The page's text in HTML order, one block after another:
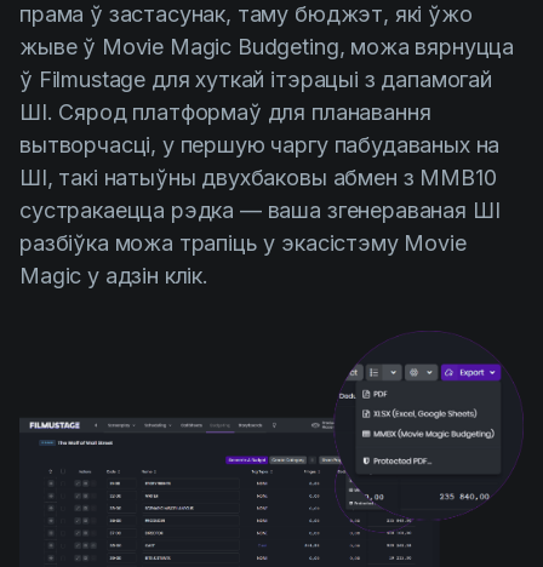
прама ў застасунак, таму бюджэт, які ўжо
жыве ў Movie Magic Budgeting, можа вярнуцца
ў Filmustage для хуткай ітэрацыі з дапамогай
ШІ. Сярод платформаў для планавання
вытворчасці, у першую чаргу пабудаваных на
ШІ, такі натыўны двухбаковы абмен з MMB10
сустракаецца рэдка — ваша згенераваная ШІ
разбіўка можа трапіць у экасістэму Movie
Magic у адзін клік.